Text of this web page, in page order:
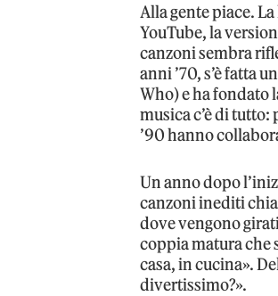
Alla gente piace.
YouTube, la
canzoni sembra
anni ’70, s’è fatta
Who) e ha fondato
musica c’è di
’90 hanno
Un anno dopo
canzoni inediti
dove vengono
coppia matura che
casa, in cucina».
divertissimo?».